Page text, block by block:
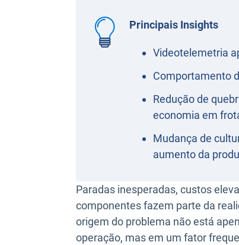
Principais Insights
Videotelemetria
Comportamento
Redução de
economia em
Mudança de
aumento da
Paradas inesperadas, custos
componentes fazem parte da
origem do problema não está
operação, mas em um fator